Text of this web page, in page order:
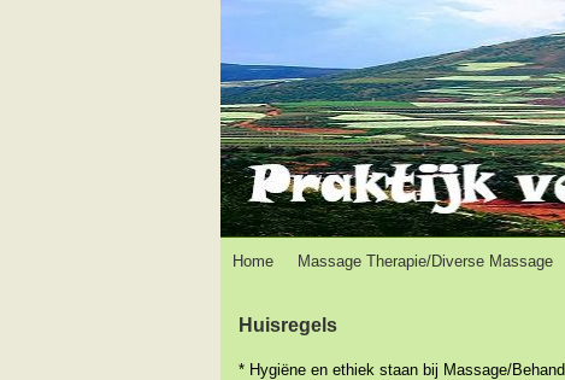
Home Massage Therapie/Diverse Massage
Huisregels
* Hygiëne en ethiek staan bij Massage/